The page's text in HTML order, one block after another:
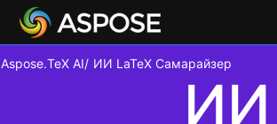
Aspose.TeX AI ИИ LaTeX Самарайзер
ИИ